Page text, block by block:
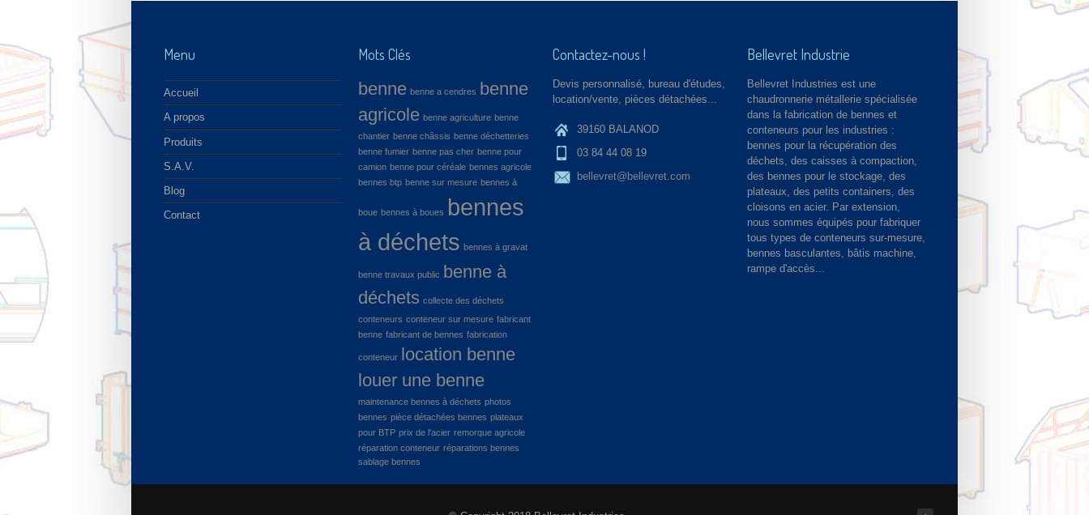
Menu
Accueil
A propos
Produits
S.A.V.
Blog
Contact
Mots Clés
benne benne a cendres benne
agricole benne agriculture benne
chantier benne châssis benne déchetteries
benne fumier benne pas cher benne pour
camion benne pour céréale bennes agricole
bennes btp benne sur mesure bennes à
boue bennes à boues bennes
à déchets bennes à gravat
benne travaux public benne à
déchets collecte des déchets
conteneurs conteneur sur mesure fabricant
benne fabricant de bennes fabrication
conteneur location benne
louer une benne
maintenance bennes à déchets photos
bennes pièce détachées bennes plateaux
pour BTP prix de l'acier remorque agricole
réparation conteneur réparations bennes
sablage bennes
Contactez-nous !
Devis personnalisé, bureau d'études,
location/vente, pièces détachées...
39160 BALANOD
03 84 44 08 19
bellevret@bellevret.com
Bellevret Industrie
Bellevret Industries est une
chaudronnerie métallerie spécialisée
dans la fabrication de bennes et
conteneurs pour les industries :
bennes pour la récupération des
déchets, des caisses à compaction,
des bennes pour le stockage, des
plateaux, des petits containers, des
cloisons en acier. Par extension,
nous sommes équipés pour fabriquer
tous types de conteneurs sur-mesure,
bennes basculantes, bâtis machine,
rampe d'accès...